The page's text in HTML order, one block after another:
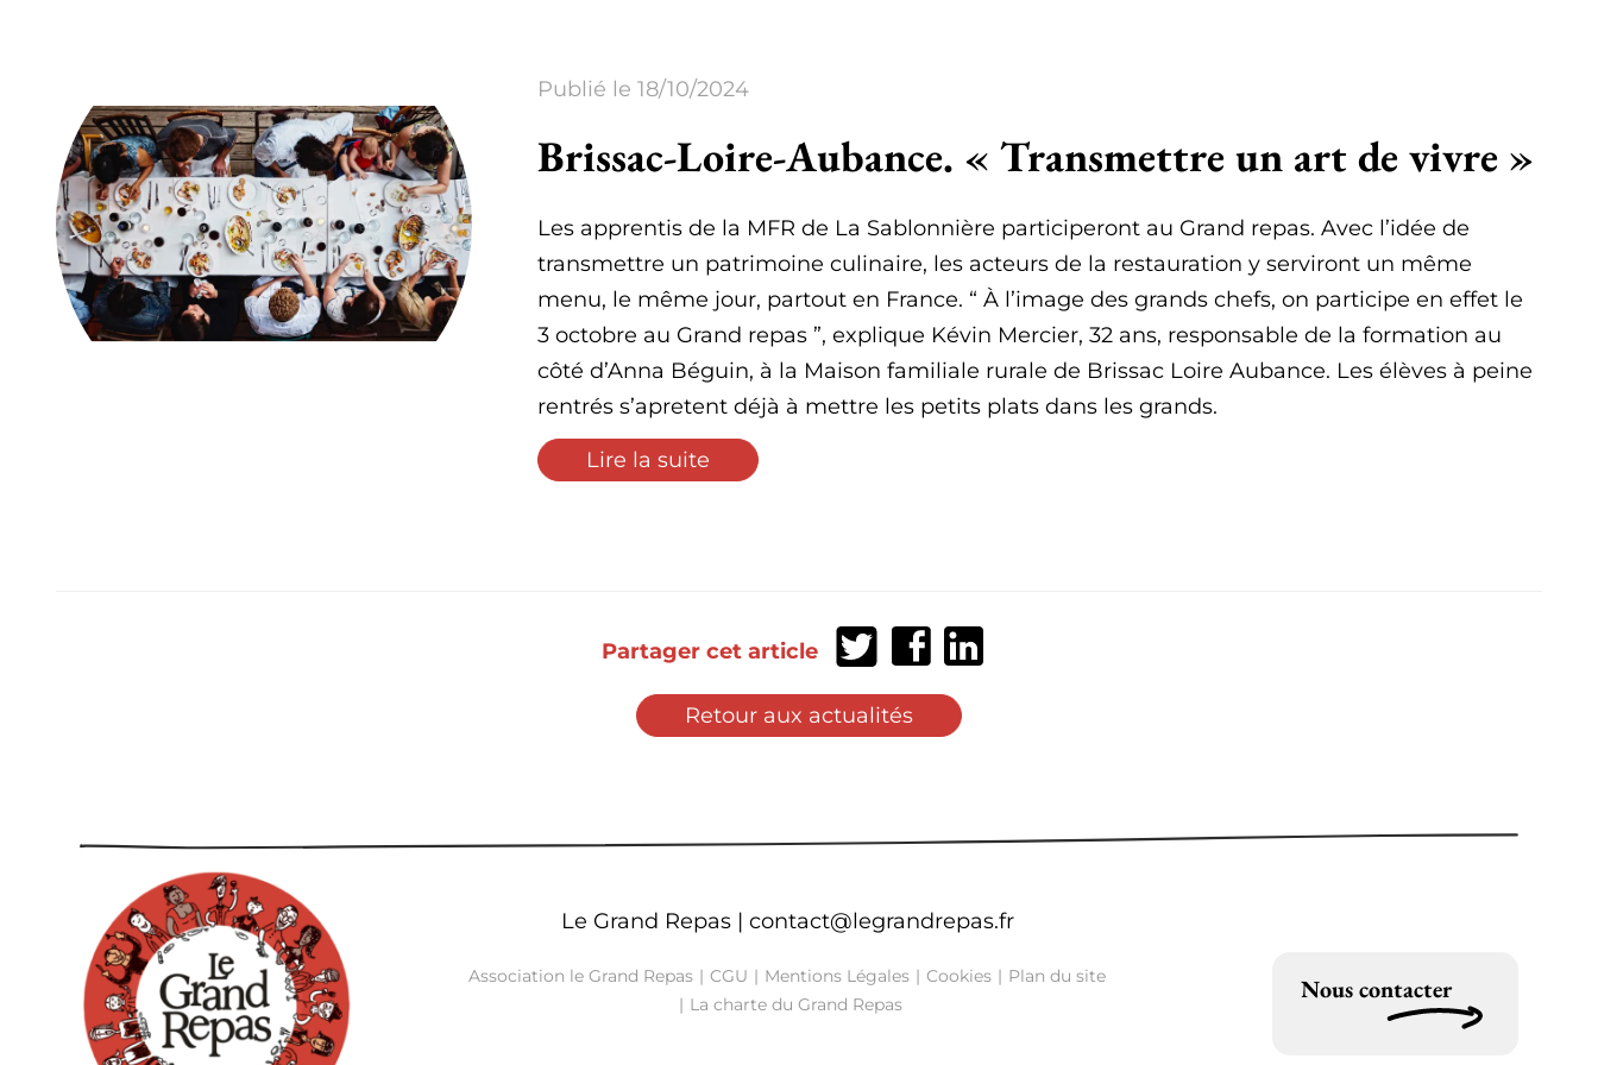
Publié le 18/10/2024
Brissac-Loire-Aubance. « Transmettre un art de vivre »
Les apprentis de la MFR de La Sablonnière participeront au Grand repas. Avec l’idée de
transmettre un patrimoine culinaire, les acteurs de la restauration y serviront un même
menu, le même jour, partout en France.
À l’image des grands chefs, on participe en effet le
3 octobre au Grand repas , explique Kévin Mercier, 32 ans, responsable de la formation au
côté d’Anna Béguin, à la Maison familiale rurale de Brissac Loire Aubance. Les élèves à peine
rentrés s’apretent déjà à mettre les petits plats dans les grands.
Lire la suite
Partager cet article
Partager
sur
Twitter
Partager
sur
Facebook
Partager
sur
Retour aux actualités
Le Grand Repas | contact@legrandrepas.fr
Association le Grand Repas CGU Mentions Légales Cookies
Plan du site
La charte du Grand Repas
Nous contacter